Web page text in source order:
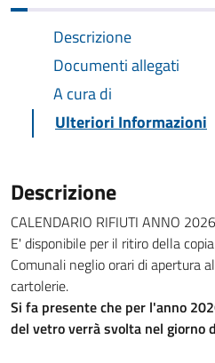
Descrizione
Documenti allegati
A cura di
Ulteriori Informazioni
Descrizione
CALENDARIO RIFIUTI ANNO 2026
E' disponibile per il ritiro della
Comunali neglio orari di apertura
cartolerie.
Si fa presente che per l'anno
del vetro verrà svolta nel giorno